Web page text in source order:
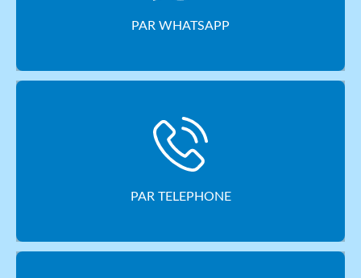
PAR WHATSAPP
PAR TELEPHONE